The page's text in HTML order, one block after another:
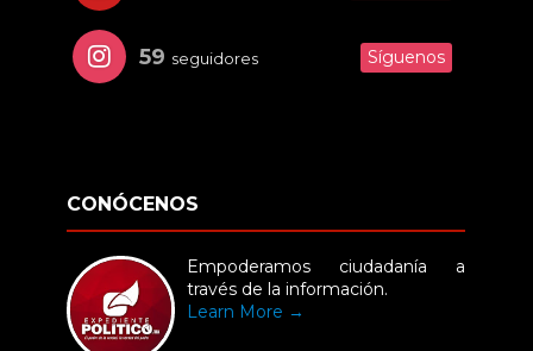
59 seguidores Síguenos
CONÓCENOS
Empoderamos ciudadanía a
través de la información.
Learn More →